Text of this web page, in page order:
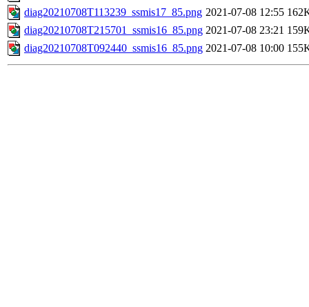
diag20210708T113239_ssmis17_85.png 2021-07-08 12:55
diag20210708T215701_ssmis16_85.png 2021-07-08 23:21
diag20210708T092440_ssmis16_85.png 2021-07-08 10:00